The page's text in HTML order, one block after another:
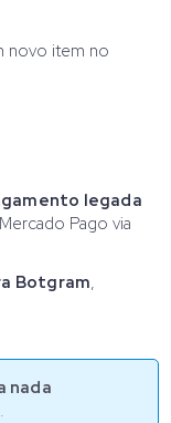
novo item no
legada
Pago via
Botgram,
nada